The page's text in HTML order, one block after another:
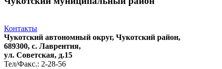
Контакты
Чукотский автономный округ, Чукотский район,
689300, с. Лаврентия,
ул. Советская, д.15
Тел/Факс.: 2-28-56